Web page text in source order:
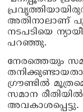
അതിനാലാണ്
നടപടിയെ
പറഞ്ഞു.
നേരത്തെയും
ഗ്രൗണ്ടില്‍
സമാന
അവകാശപ്പെട്ടു.